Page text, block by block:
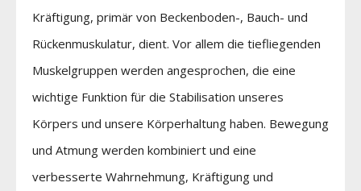
Kräftigung, primär von Beckenboden-, Bauch- und
Rückenmuskulatur, dient. Vor allem die tiefliegenden
Muskelgruppen werden angesprochen, die eine
wichtige Funktion für die Stabilisation unseres
Körpers und unsere Körperhaltung haben. Bewegung
und Atmung werden kombiniert und eine
verbesserte Wahrnehmung, Kräftigung und